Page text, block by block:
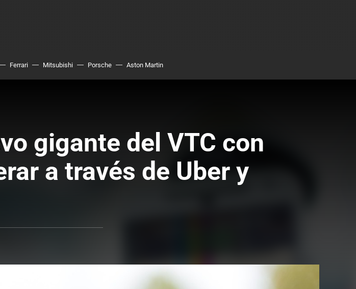
Ferrari Mitsubishi Porsche Aston Martin
gigante del VTC con
a través de Uber y